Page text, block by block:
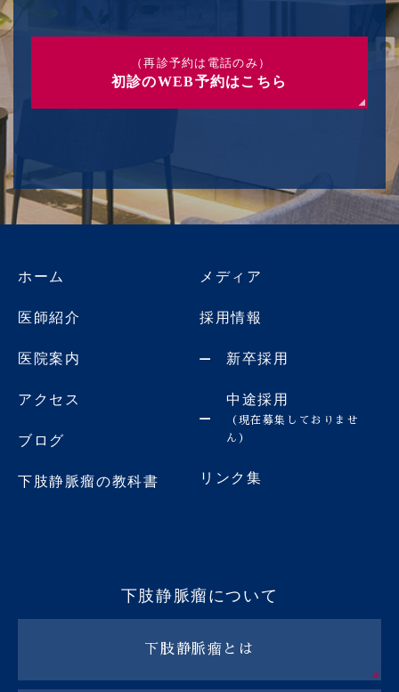
（再診予約は電話のみ）
初診のWEB予約はこちら
ホーム
医師紹介
医院案内
アクセス
ブログ
下肢静脈瘤の教科書
メディア
採用情報
新卒採用
中途採用
（現在募集しておりませ
ん）
リンク集
下肢静脈瘤について
下肢静脈瘤とは